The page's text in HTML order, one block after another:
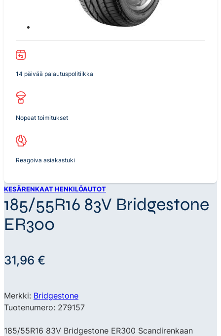
14 päivää palautuspolitiikka
Nopeat toimitukset
Reagoiva asiakastuki
KESÄRENKAAT HENKILÖAUTOT
185/55R16 83V Bridgestone
ER300
31,96 €
Merkki: Bridgestone
Tuotenumero: 279157
185/55R16 83V Bridgestone ER300 Scandirenkaan